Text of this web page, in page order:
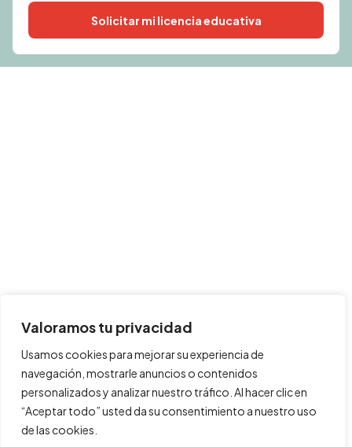
Valoramos tu privacidad
Usamos cookies para mejorar su experiencia de
navegación, mostrarle anuncios o contenidos
personalizados y analizar nuestro tráfico. Al hacer clic en
“Aceptar todo” usted da su consentimiento a nuestro uso
de las cookies.
Solicitar mi licencia educativa